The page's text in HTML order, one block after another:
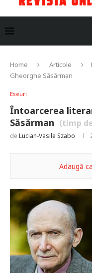
Home Articole
Gheorghe Săsărman
Eseuri
Întoarcerea
Săsărman (timp
de Lucian-Vasile Szabo
Adaugă